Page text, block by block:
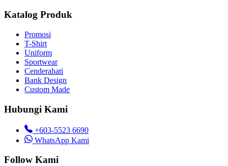
Katalog Produk
Promosi
T-Shirt
Uniform
Sportwear
Cenderahati
Bank Design
Custom Made
Hubungi Kami
+603-5523 6690
WhatsApp Kami
Follow Kami